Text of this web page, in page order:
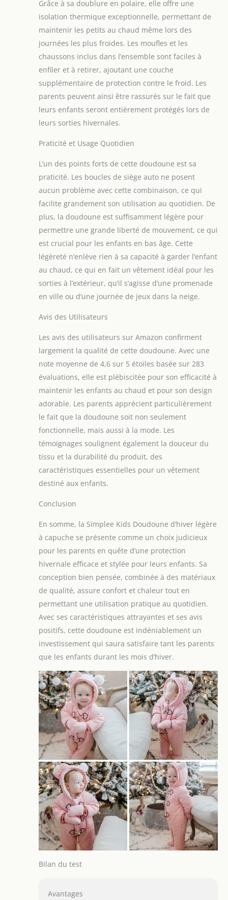
comme manteau
d'hiver. Contenu de
l'emballage : 1
combinaison de
neige unisexe pour
bébé. Tailles : 3 à 6
mois, 6 à 9 mois, 9 à
mois, 18 à 24 mois.
Grâce à sa doublure en polaire, elle offre une
isolation thermique exceptionnelle, permettant de
maintenir les petits au chaud même lors des
journées les plus froides. Les moufles et les
chaussons inclus dans l’ensemble sont faciles à
enfiler et à retirer, ajoutant une couche
supplémentaire de protection contre le froid. Les
parents peuvent ainsi être rassurés sur le fait que
leurs enfants seront entièrement protégés lors de
leurs sorties hivernales.
Praticité et Usage Quotidien
L’un des points forts de cette doudoune est sa
praticité. Les boucles de siège auto ne posent
aucun problème avec cette combinaison, ce qui
facilite grandement son utilisation au quotidien. De
plus, la doudoune est suffisamment légère pour
permettre une grande liberté de mouvement, ce qui
est crucial pour les enfants en bas âge. Cette
légèreté n’enlève rien à sa capacité à garder l’enfant
au chaud, ce qui en fait un vêtement idéal pour les
sorties à l’extérieur, qu’il s’agisse d’une promenade
en ville ou d’une journée de jeux dans la neige.
Avis des Utilisateurs
Les avis des utilisateurs sur Amazon confirment
largement la qualité de cette doudoune. Avec une
note moyenne de 4,6 sur 5 étoiles basée sur 283
évaluations, elle est plébiscitée pour son efficacité à
maintenir les enfants au chaud et pour son design
adorable. Les parents apprécient particulièrement
le fait que la doudoune soit non seulement
fonctionnelle, mais aussi à la mode. Les
témoignages soulignent également la douceur du
tissu et la durabilité du produit, des
caractéristiques essentielles pour un vêtement
destiné aux enfants.
Conclusion
En somme, la Simplee Kids Doudoune d’hiver légère
à capuche se présente comme un choix judicieux
pour les parents en quête d’une protection
hivernale efficace et stylée pour leurs enfants. Sa
conception bien pensée, combinée à des matériaux
de qualité, assure confort et chaleur tout en
permettant une utilisation pratique au quotidien.
Avec ses caractéristiques attrayantes et ses avis
positifs, cette doudoune est indéniablement un
investissement qui saura satisfaire tant les parents
que les enfants durant les mois d’hiver.
Bilan du test
Avantages